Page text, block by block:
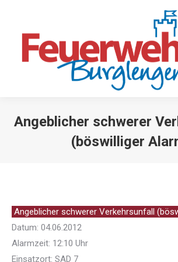
Angeblicher schwerer
(böswilliger
Angeblicher schwerer Verkehrsunfall
Datum: 04.06.2012
Alarmzeit: 12:10 Uhr
Einsatzort: SAD 7